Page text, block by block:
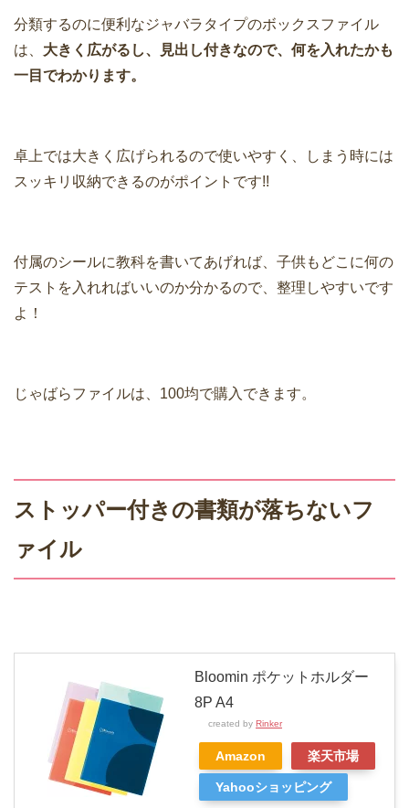
分類するのに便利なジャバラタイプのボックスファイル
は、 大きく広がるし、見出し付きなので、何を入れたかも
一目でわかります。
卓上では大きく広げられるので使いやすく、しまう時には
スッキリ収納できるのがポイントです!!
付属のシールに教科を書いてあげれば、子供もどこに何の
テストを入れればいいのか分かるので、整理しやすいです
よ！
じゃばらファイルは、100均で購入できます。
ストッパー付きの書類が落ちないフ
ァイル
Bloomin ポケットホルダー
8P A4
created by Rinker
Amazon 楽天市場
Yahooショッピング